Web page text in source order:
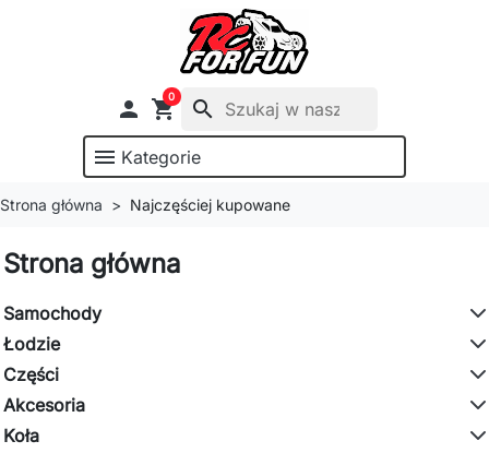
 shopping_cart
0
search
menu Kategorie
Strona główna Najczęściej kupowane
Strona główna
Samochody
Łodzie
Części
Akcesoria
Koła